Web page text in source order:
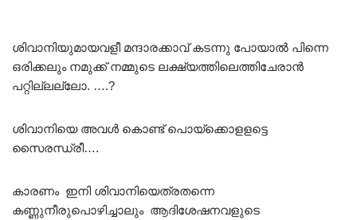
ശിവാനിയുമായവളീ മന്ദാരക്കാവ് കടന്നു പോയാൽ പിന്നെ
ഒരിക്കലും നമുക്ക് നമ്മുടെ ലക്ഷ്യത്തിലെത്തിചേരാൻ
പറ്റില്ലല്ലോ. ….?
ശിവാനിയെ അവൾ കൊണ്ട് പൊയ്ക്കൊളളട്ടെ
സൈരന്ധ്രീ….
കാരണം ഇനി ശിവാനിയെത്രതന്നെ
കണ്ണുനീരുപൊഴിച്ചാലും ആദിശേഷനവളുടെ